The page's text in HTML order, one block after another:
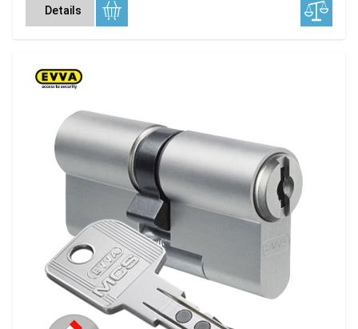
Details